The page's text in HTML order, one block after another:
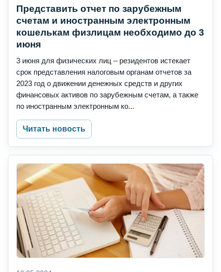
Представить отчет по зарубежным
счетам и иностранным электронным
кошелькам физлицам необходимо до 3
июня
3 июня для физических лиц – резидентов истекает
срок представления налоговым органам отчетов за
2023 год о движении денежных средств и других
финансовых активов по зарубежным счетам, а также
по иностранным электронным ко...
Читать новость